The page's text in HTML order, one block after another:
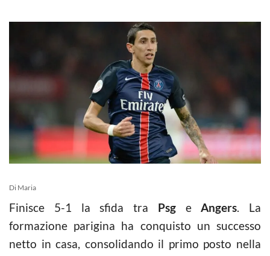
Di Maria
Finisce 5-1 la sfida tra PsgeAngers. La
formazione parigina ha conquisto un successo
netto in casa, consolidando il primo posto nella